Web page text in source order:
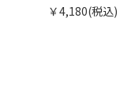
￥4,180(税込)